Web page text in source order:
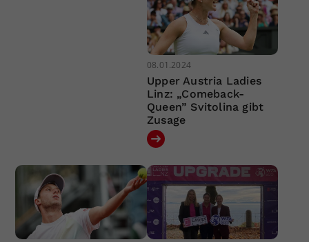
08.01.2024
Upper Austria Ladies
Linz: „Comeback-
Queen” Svitolina gibt
Zusage